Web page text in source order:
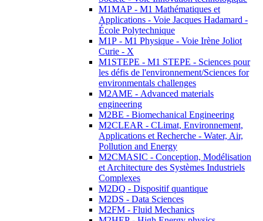
M1MAP - M1 Mathématiques et
Applications - Voie Jacques Hadamard -
École Polytechnique
M1P - M1 Physique - Voie Irène Joliot
Curie - X
M1STEPE - M1 STEPE - Sciences pour
les défis de l'environnement/Sciences for
environmentals challenges
M2AME - Advanced materials
engineering
M2BE - Biomechanical Engineering
M2CLEAR - CLimat, Environnement,
Applications et Recherche - Water, Air,
Pollution and Energy
M2CMASIC - Conception, Modélisation
et Architecture des Systèmes Industriels
Complexes
M2DQ - Dispositif quantique
M2DS - Data Sciences
M2FM - Fluid Mechanics